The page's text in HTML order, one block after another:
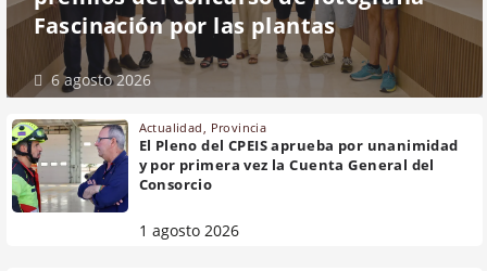
Fascinación por las plantas
6 agosto 2026
Actualidad, Provincia
El Pleno del CPEIS aprueba por unanimidad
y por primera vez la Cuenta General del
Consorcio
1 agosto 2026